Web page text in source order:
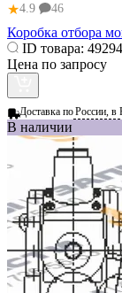
★4.9 46
Коробка отбора
ID товара:
Цена по запросу
Доставка поРоссии, в
В наличии